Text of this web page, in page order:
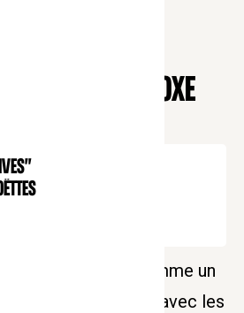
UN PARADOXE
présenté comme un
est-il contradictoire avec les